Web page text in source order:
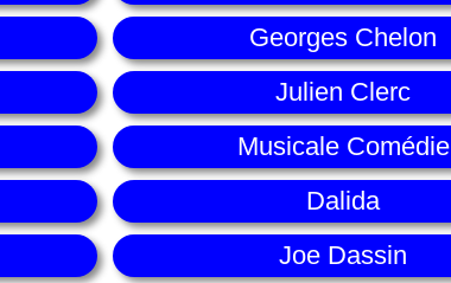
Georges Chelon
Julien Clerc
Musicale Comédie
Dalida
Joe Dassin